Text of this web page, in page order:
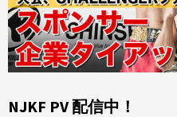
NJKF PV 配信中！